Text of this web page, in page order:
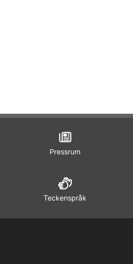
Pressrum
Teckenspråk